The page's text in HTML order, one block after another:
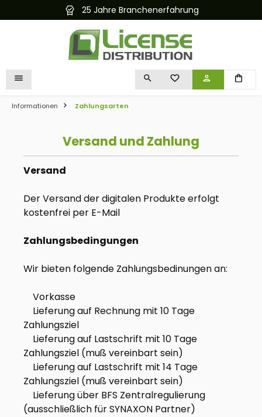
springen 25 Jahre Branchenerfahrung
DU HAST 0 PRODUKTE
Informationen Zahlungsarten
Versand und Zahlung
Versand
Der Versand der digitalen Produkte erfolgt
kostenfrei per E-Mail
Zahlungsbedingungen
Wir bieten folgende Zahlungsbedinungen an:
Vorkasse
Lieferung auf Rechnung mit 10 Tage
Zahlungsziel
Lieferung auf Lastschrift mit 10 Tage
Zahlungsziel (muß vereinbart sein)
Lieferung auf Lastschrift mit 14 Tage
Zahlungsziel (muß vereinbart sein)
Lieferung über BFS Zentralregulierung
(ausschließlich für SYNAXON Partner)